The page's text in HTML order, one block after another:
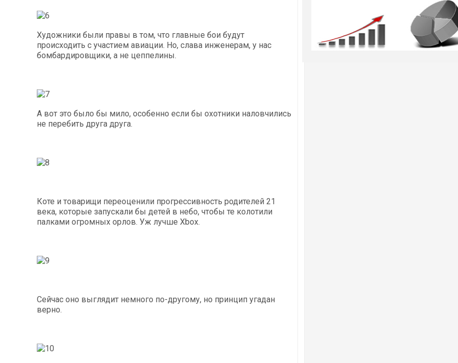
Художники были правы в том, что главные бои будут
происходить с участием авиации. Но, слава инженерам, у нас
бомбардировщики, а не цеппелины.
А вот это было бы мило, особенно если бы охотники наловчились
не перебить друга друга.
Коте и товарищи переоценили прогрессивность родителей 21
века, которые запускали бы детей в небо, чтобы те колотили
палками огромных орлов. Уж лучше Xbox.
Сейчас оно выглядит немного по-другому, но принцип угадан
верно.